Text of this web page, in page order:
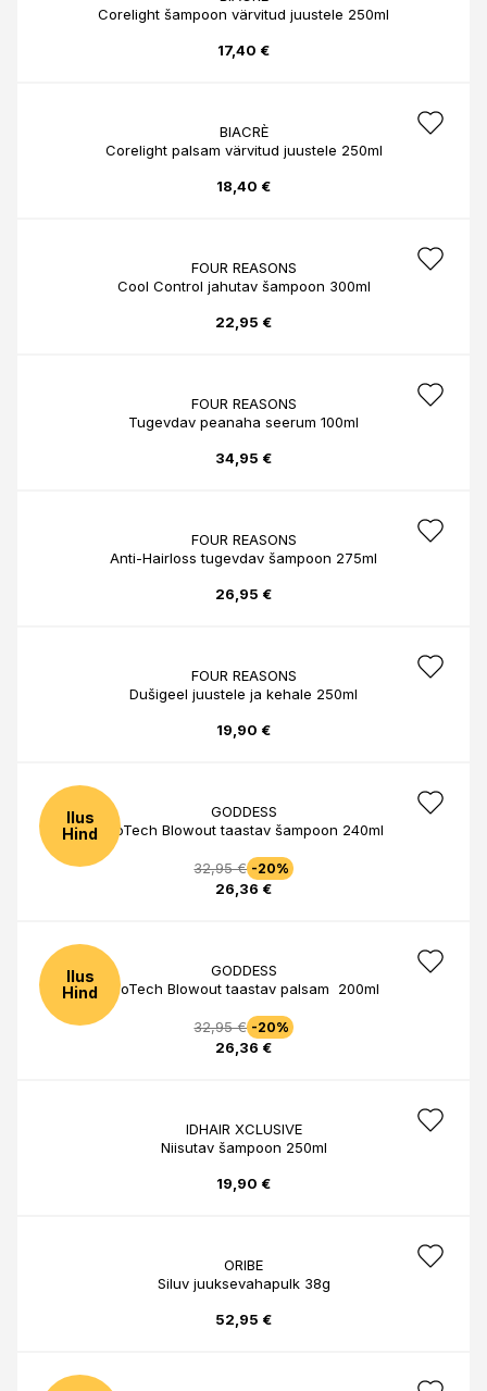
Corelight šampoon värvitud juustele 250ml
17,40 €
BIACRÈ
Corelight palsam värvitud juustele 250ml
18,40 €
FOUR REASONS
Cool Control jahutav šampoon 300ml
22,95 €
FOUR REASONS
Tugevdav peanaha seerum 100ml
34,95 €
FOUR REASONS
Anti-Hairloss tugevdav šampoon 275ml
26,95 €
FOUR REASONS
Dušigeel juustele ja kehale 250ml
19,90 €
Ilus
Hind
GODDESS
BioTech Blowout taastav šampoon 240ml
32,95 € -20%
26,36 €
Ilus
Hind
GODDESS
BioTech Blowout taastav palsam 200ml
32,95 € -20%
26,36 €
IDHAIR XCLUSIVE
Niisutav šampoon 250ml
19,90 €
ORIBE
Siluv juuksevahapulk 38g
52,95 €